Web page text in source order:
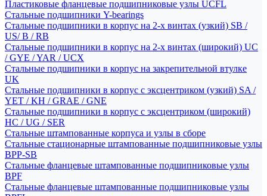
Пластиковые фланцевые подшипниковые узлы UCFL
Стальные подшипники Y-bearings
Стальные подшипники в корпус на 2-х винтах (узкий) SB /
US/ B / RB
Стальные подшипники в корпус на 2-х винтах (широкий) UC
/ GYE / YAR / UCX
Стальные подшипники в корпус на закрепительной втулке
UK
Стальные подшипники в корпус с эксцентриком (узкий) SA /
YET / KH / GRAE / GNE
Стальные подшипники в корпус с эксцентриком (широкий)
HC / UG / SER
Стальные штампованные корпуса и узлы в сборе
Стальные стационарные штампованные подшипниковые узлы
BPP-SB
Стальные фланцевые штампованные подшипниковые узлы
BPF
Стальные фланцевые штампованные подшипниковые узлы